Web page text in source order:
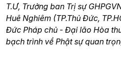
T.Ư, Trưởng ban Trị sự
Huê Nghiêm (TP.Thủ Đức,
Đức Pháp chủ - Đại lão Hòa
bạch trình về Phật sự quan